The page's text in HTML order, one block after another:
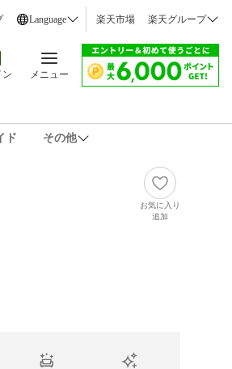
Language 楽天市場 楽天グループ
ン メニュー
ド その他
お気に入り
追加